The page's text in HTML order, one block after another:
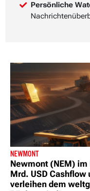
Persönliche
NEWMONT
Newmont (NEM)
Mrd. USD
verleihen dem